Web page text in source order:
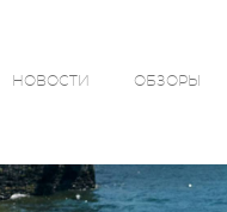
НОВОСТИ ОБЗОРЫ